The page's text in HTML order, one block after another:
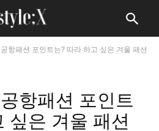
항패션 포인트는? 따라 하고 싶은 겨울 패션
항패션 포인트
싶은 겨울 패션